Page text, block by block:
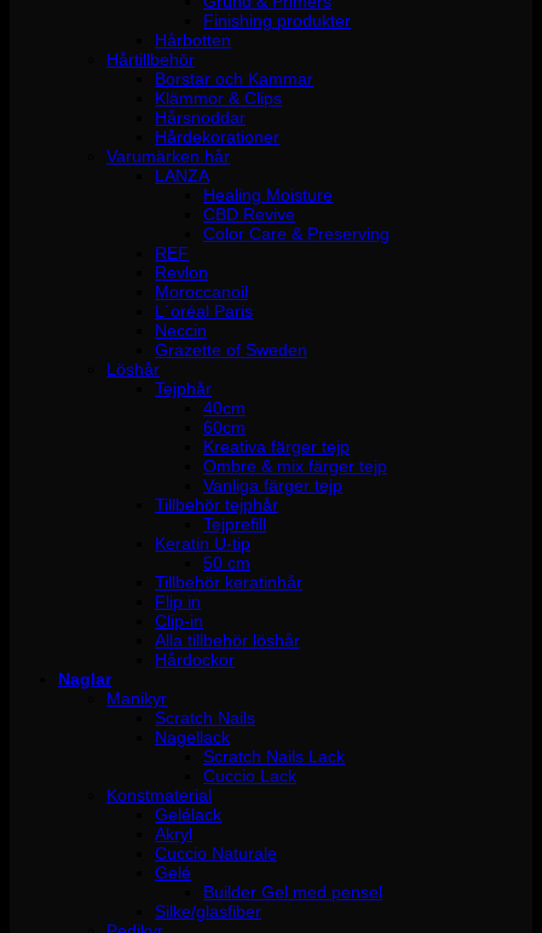
Finishing produkter
Hårbotten
Hårtillbehör
Borstar och Kammar
Klämmor & Clips
Hårsnoddar
Hårdekorationer
Varumärken hår
LANZA
Healing Moisture
CBD Revive
Color Care & Preserving
REF
Revlon
Moroccanoil
L´oréal Paris
Neccin
Grazette of Sweden
Löshår
Tejphår
40cm
60cm
Kreativa färger tejp
Ombre & mix färger tejp
Vanliga färger tejp
Tillbehör tejphår
Tejprefill
Keratin U-tip
50 cm
Tillbehör keratinhår
Flip in
Clip-in
Alla tillbehör löshår
Hårdockor
Naglar
Manikyr
Scratch Nails
Nagellack
Scratch Nails Lack
Cuccio Lack
Konstmaterial
Gelélack
Akryl
Cuccio Naturale
Gelé
Builder Gel med pensel
Silke/glasfiber